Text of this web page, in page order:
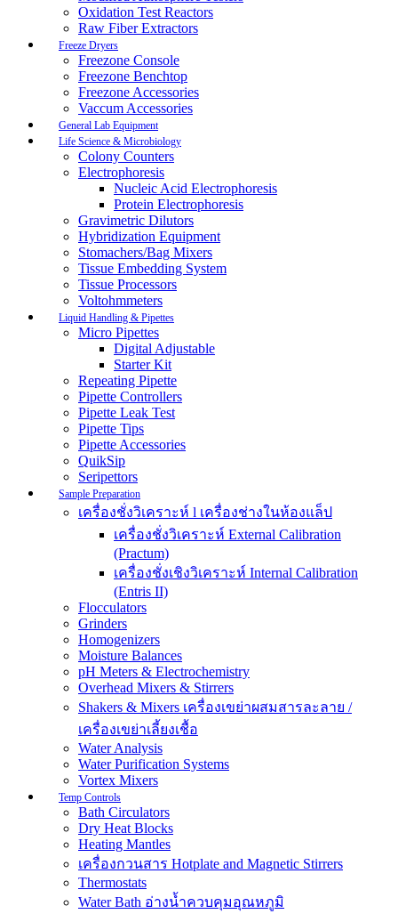
Oxidation Test Reactors
Raw Fiber Extractors
Freeze Dryers
Freezone Console
Freezone Benchtop
Freezone Accessories
Vaccum Accessories
General Lab Equipment
Life Science & Microbiology
Colony Counters
Electrophoresis
Nucleic Acid Electrophoresis
Protein Electrophoresis
Gravimetric Dilutors
Hybridization Equipment
Stomachers/Bag Mixers
Tissue Embedding System
Tissue Processors
Voltohmmeters
Liquid Handling & Pipettes
Micro Pipettes
Digital Adjustable
Starter Kit
Repeating Pipette
Pipette Controllers
Pipette Leak Test
Pipette Tips
Pipette Accessories
QuikSip
Seripettors
Sample Preparation
เครื่องชั่งวิเคราะห์ l เครื่องช่างในห้องแล็ป
เครื่องชั่งวิเคราะห์ External Calibration
(Practum)
เครื่องชั่งเชิงวิเคราะห์ Internal Calibration
(Entris II)
Flocculators
Grinders
Homogenizers
Moisture Balances
pH Meters & Electrochemistry
Overhead Mixers & Stirrers
Shakers & Mixers เครื่องเขย่าผสมสารละลาย /
เครื่องเขย่าเลี้ยงเชื้อ
Water Analysis
Water Purification Systems
Vortex Mixers
Temp Controls
Bath Circulators
Dry Heat Blocks
Heating Mantles
เครื่องกวนสาร Hotplate and Magnetic Stirrers
Thermostats
Water Bath อ่างน้ำควบคุมอุณหภูมิ